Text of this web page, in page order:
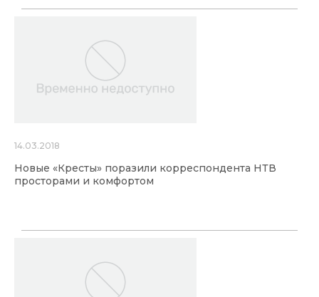
14.03.2018
Новые «Кресты» поразили корреспондента НТВ
просторами и комфортом